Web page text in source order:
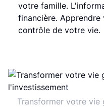
votre famille.
financière.
contrôle de votre vie.
Transformer votre vie